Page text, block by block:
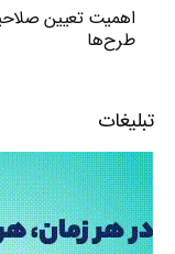
اهمیت تعیین
طرح‌ها
تبلیغات